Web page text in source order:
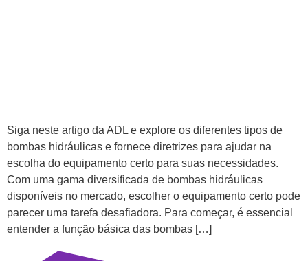
Siga neste artigo da ADL e explore os diferentes tipos de
bombas hidráulicas e fornece diretrizes para ajudar na
escolha do equipamento certo para suas necessidades.
Com uma gama diversificada de bombas hidráulicas
disponíveis no mercado, escolher o equipamento certo pode
parecer uma tarefa desafiadora. Para começar, é essencial
entender a função básica das bombas […]